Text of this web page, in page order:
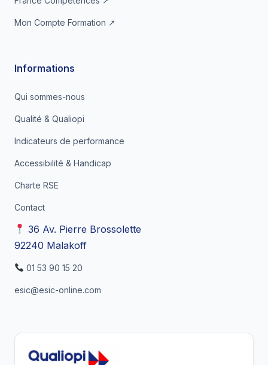
Mon Compte Formation ↗
Informations
Qui sommes-nous
Qualité & Qualiopi
Indicateurs de performance
Accessibilité & Handicap
Charte RSE
Contact
36 Av. Pierre Brossolette
92240 Malakoff
01 53 90 15 20
esic@esic-online.com